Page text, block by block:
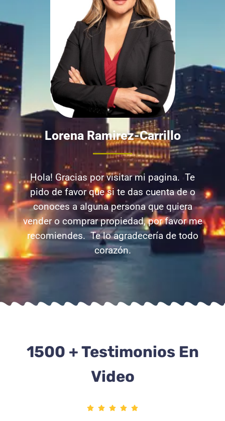
Lorena Ramirez-Carrillo
Hola! Gracias por visitar mi pagina. Te
pido de favor que si te das cuenta de o
conoces a alguna persona que quiera
vender o comprar propiedad, por favor me
recomiendes. Te lo agradecería de todo
corazón.
1500 + Testimonios En
Video